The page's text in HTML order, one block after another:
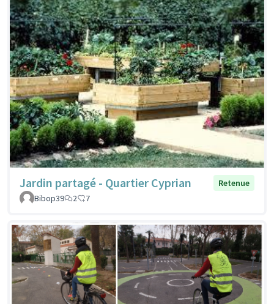
Jardin partagé - Quartier Cyprian
Retenue
Bibop39
2 7